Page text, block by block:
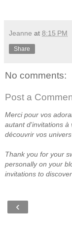
Jeanne at 8:15 PM
Share
No comments:
Post a
Merci pour vos
autant d'invitations à
découvrir vos
Thank you for your
personally on your
invitations to
‹